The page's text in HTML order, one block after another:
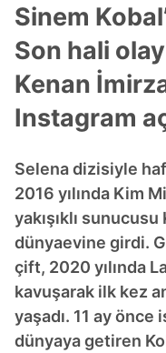
Sinem
Son hali
Kenan
Instagram
Selena dizisiyle
2016 yılında Kim
yakışıklı
dünyaevine girdi.
çift, 2020 yılında
kavuşarak ilk kez
yaşadı. 11 ay önce
dünyaya getiren